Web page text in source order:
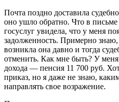
Почта поздно доставила
оно ушло обратно. Что в
госуслуг увидела, что у меня
задолженность. Примерно знаю,
возникла она давно и тогда
отменить. Как мне быть? У
дохода — пенсия 11 700 руб.
приказ, но я даже не знаю,
направлять свое возражение.